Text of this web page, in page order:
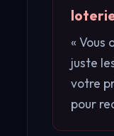
« Vous
juste
votre
pour